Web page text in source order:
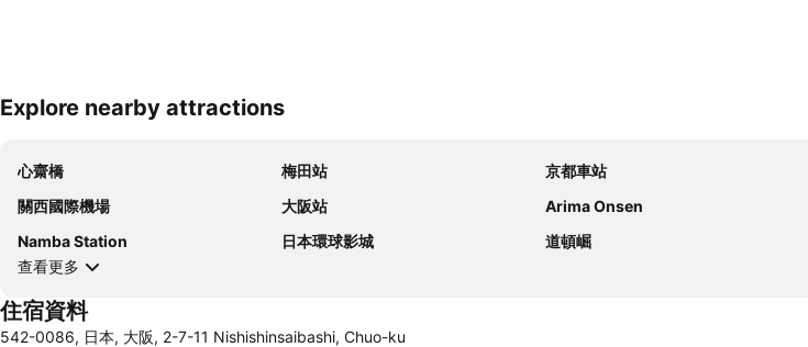
Explore nearby attractions
心齋橋 梅田站 京都車站
關西國際機場
大阪站 Arima Onsen
Namba Station
日本環球影城 道頓崛
查看更多
住宿資料
542-0086, 日本, 大阪, 2-7-11 Nishishinsaibashi, Chuo-ku